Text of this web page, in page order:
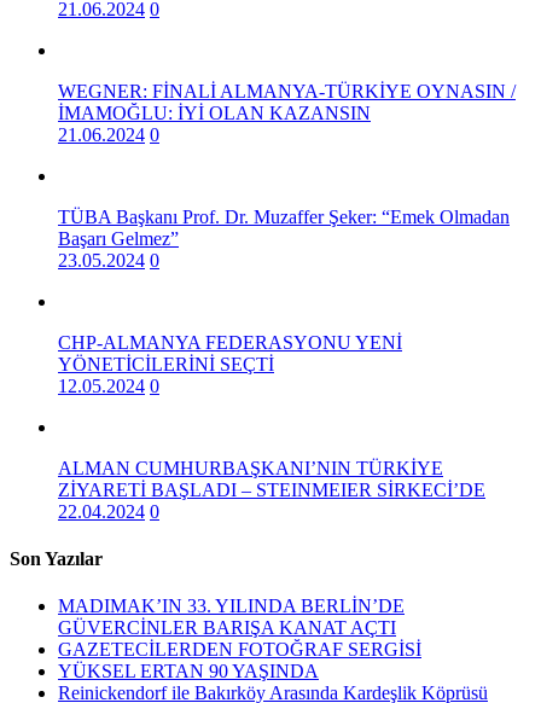
21.06.2024 0
WEGNER: FİNALİ ALMANYA-TÜRKİYE OYNASIN /
İMAMOĞLU: İYİ OLAN KAZANSIN
21.06.2024 0
TÜBA Başkanı Prof. Dr. Muzaffer Şeker: “Emek Olmadan
Başarı Gelmez”
23.05.2024 0
CHP-ALMANYA FEDERASYONU YENİ
YÖNETİCİLERİNİ SEÇTİ
12.05.2024 0
ALMAN CUMHURBAŞKANI’NIN TÜRKİYE
ZİYARETİ BAŞLADI – STEINMEIER SİRKECİ’DE
22.04.2024 0
Son Yazılar
MADIMAK’IN 33. YILINDA BERLİN’DE
GÜVERCİNLER BARIŞA KANAT AÇTI
GAZETECİLERDEN FOTOĞRAF SERGİSİ
YÜKSEL ERTAN 90 YAŞINDA
Reinickendorf ile Bakırköy Arasında Kardeşlik Köprüsü